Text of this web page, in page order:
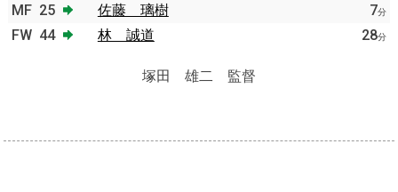
MF 25 佐藤 璃樹 7分
FW 44 林 誠道 28分
塚田 雄二 監督